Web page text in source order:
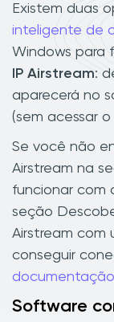
Existem duas
inteligente de
Windows para
IP Airstream:
aparecerá no
(sem acessar
Se você não
Airstream na
funcionar com
seção
Airstream com
conseguir
documentação
Software